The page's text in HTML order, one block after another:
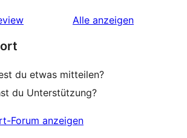
Alle Rezensionen
anzeigen
du etwas mitteilen?
du Unterstützung?
Forum anzeigen